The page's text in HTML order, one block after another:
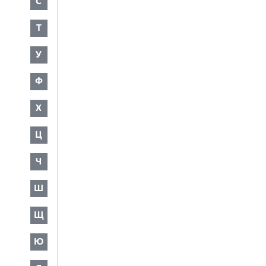
Т
У
Ф
Х
Ц
Ч
Ш
Щ
Ю